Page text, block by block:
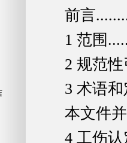
前言
1 范围
2 规范
3 术语
本文件
4 工伤